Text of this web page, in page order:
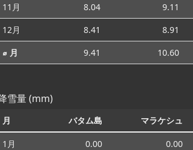
11月
8.04 9.11
12月
8.41 8.91
⌀ 月
9.41 10.60
雪量 (mm)
月 バタム島 マラケシュ
1月 0.00 0.00